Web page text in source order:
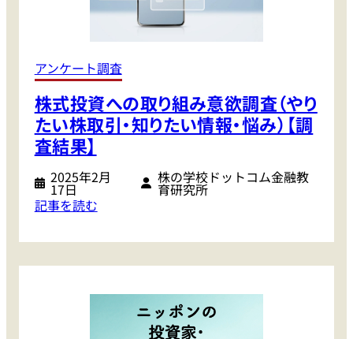
アンケート調査
株式投資への取り組み意欲調査（やり
たい株取引・知りたい情報・悩み）【調
査結果】
2025年2月
17日
株の学校ドットコム金融教
育研究所
記事を読む:
式
投
へ